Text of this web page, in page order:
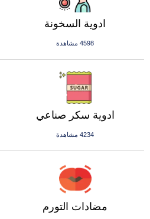
ادوية السخونة
4598 مشاهدة
ادوية سكر صناعي
4234 مشاهدة
مضادات التورم